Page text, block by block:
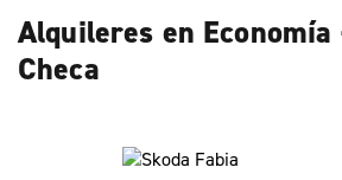
Alquileres en Economía
Checa